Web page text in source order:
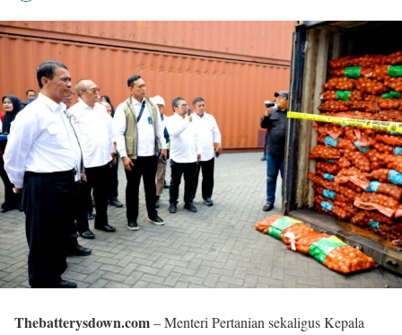
Thebatterysdown.com– Menteri Pertanian sekaligus Kepala